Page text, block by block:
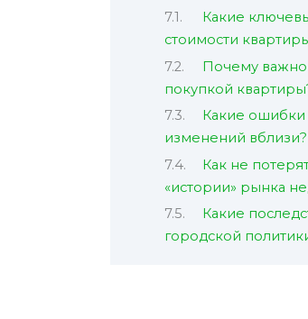
Какие
стоимости
Почему важно
покупкой
Какие ошибки
изменений вблизи?
Как не
«истории» рынка
Какие
городской